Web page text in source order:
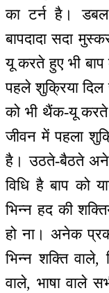
का टर्न है।
बापदादा सदा
यू करते हुए भी
पहले शुक्रिया
को भी थैंक-यू करते
जीवन में पहला
है। उठते-बैठते
विधि है बाप को
भिन्न हद की
हो ना। अनेक
भिन्न शक्ति वाले,
वाले, भाषा वाले